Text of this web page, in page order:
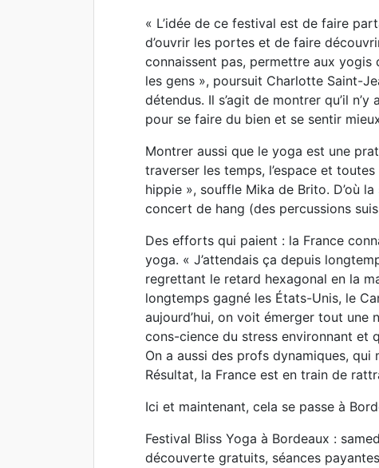
« L’idée de ce festival est de faire
d’ouvrir les portes et de faire
connaissent pas, permettre aux yogis
les gens », poursuit Charlotte Saint-
détendus. Il s’agit de montrer qu’il
pour se faire du bien et se sentir
Montrer aussi que le yoga est une
traverser les temps, l’espace et
hippie », souffle Mika de Brito. D’où
concert de hang (des percussions
Des efforts qui paient : la France
yoga. « J’attendais ça depuis
regrettant le retard hexagonal en la
longtemps gagné les États-Unis, le
aujourd’hui, on voit émerger tout
cons-cience du stress environnant et
On a aussi des profs dynamiques, qui
Résultat, la France est en train de
Ici et maintenant, cela se passe à
Festival Bliss Yoga à Bordeaux :
découverte gratuits, séances